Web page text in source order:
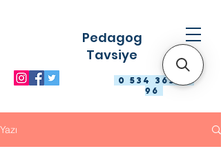
0 534 363 98
96
Pedagog
Tavsiye
Yazı